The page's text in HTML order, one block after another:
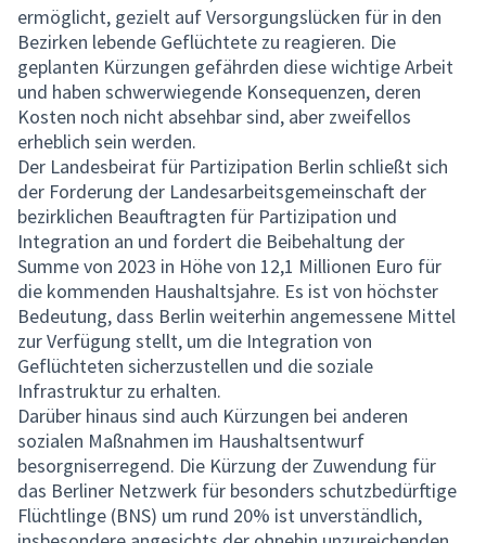
ermöglicht, gezielt auf Versorgungslücken für in den
Bezirken lebende Geflüchtete zu reagieren. Die
geplanten Kürzungen gefährden diese wichtige Arbeit
und haben schwerwiegende Konsequenzen, deren
Kosten noch nicht absehbar sind, aber zweifellos
erheblich sein werden.
Der Landesbeirat für Partizipation Berlin schließt sich
der Forderung der Landesarbeitsgemeinschaft der
bezirklichen Beauftragten für Partizipation und
Integration an und fordert die Beibehaltung der
Summe von 2023 in Höhe von 12,1 Millionen Euro für
die kommenden Haushaltsjahre. Es ist von höchster
Bedeutung, dass Berlin weiterhin angemessene Mittel
zur Verfügung stellt, um die Integration von
Geflüchteten sicherzustellen und die soziale
Infrastruktur zu erhalten.
Darüber hinaus sind auch Kürzungen bei anderen
sozialen Maßnahmen im Haushaltsentwurf
besorgniserregend. Die Kürzung der Zuwendung für
das Berliner Netzwerk für besonders schutzbedürftige
Flüchtlinge (BNS) um rund 20% ist unverständlich,